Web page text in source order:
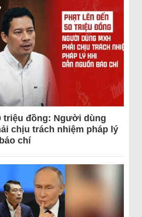
triệu đồng: Người dùng
chịu trách nhiệm pháp lý
chí